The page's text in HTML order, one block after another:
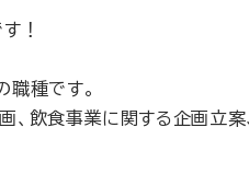
！
職種です。
、飲食事業に関する企画立